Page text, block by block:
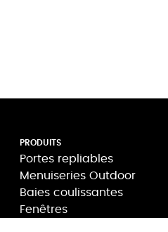
PRODUITS
Portes repliables
Menuiseries Outdoor
Baies coulissantes
Fenêtres